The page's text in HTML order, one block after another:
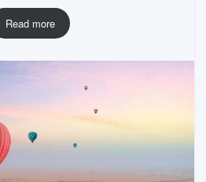
Read more